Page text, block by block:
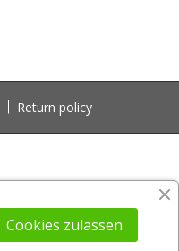
Return policy
Cookies zulassen